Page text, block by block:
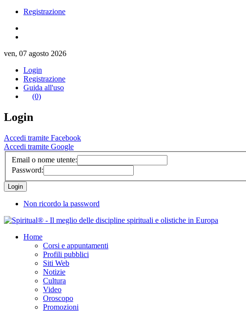
Registrazione
ven, 07 agosto 2026
Login
Registrazione
Guida all'uso
(0)
Login
Accedi tramite Facebook
Accedi tramite Google
Email o nome utente:
Password:
Non ricordo la password
Home
Corsi e appuntamenti
Profili pubblici
Siti Web
Notizie
Cultura
Video
Oroscopo
Promozioni